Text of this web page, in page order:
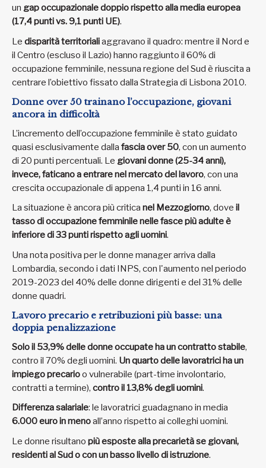
un gap occupazionale doppio rispetto alla media europea
(17,4 punti vs. 9,1 punti UE).
Le disparità territorialiaggravano il quadro: mentre il Nord e
il Centro (escluso il Lazio) hanno raggiunto il 60% di
occupazione femminile, nessuna regione del Sud è riuscita a
centrare l’obiettivo fissato dalla Strategia di Lisbona 2010.
Donne over 50 trainano l’occupazione, giovani
ancora in difficoltà
L’incremento dell’occupazione femminile è stato guidato
quasi esclusivamente dalla fascia over 50, con un aumento
di 20 punti percentuali. Le giovani donne (25-34 anni),
invece, faticano a entrare nel mercato del lavoro, con una
crescita occupazionale di appena 1,4 punti in 16 anni.
La situazione è ancora più critica nel Mezzogiorno, dove il
tasso di occupazione femminile nelle fasce più adulte è
inferiore di 33 punti rispetto agli uomini.
Una nota positiva per le donne manager arriva dalla
Lombardia, secondo i dati INPS, con l'aumento nel periodo
2019-2023 del 40% delle donne dirigenti e del 31% delle
donne quadri.
Lavoro precario e retribuzioni più basse: una
doppia penalizzazione
Solo il 53,9% delle donne occupate ha un contratto stabile,
contro il 70% degli uomini. Un quarto delle lavoratriciha un
impiego precarioo vulnerabile (part-time involontario,
contratti a termine), contro il 13,8% degli uomini.
Differenza salariale: le lavoratrici guadagnano in media
6.000 euro in menoall’anno rispetto ai colleghi uomini.
Le donne risultano più esposte alla precarietà se giovani,
residenti al Sud o con un basso livello di istruzione.